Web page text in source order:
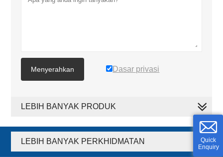
Quick
Enquiry
Menyerahkan Dasar privasi
LEBIH BANYAK PRODUK
LEBIH BANYAK PERKHIDMATAN